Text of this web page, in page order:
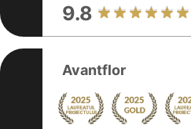
9.8
Avantflor